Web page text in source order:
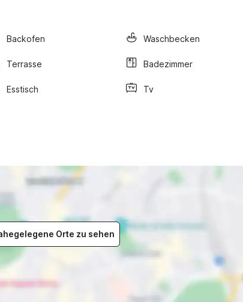
Backofen Waschbecken
Terrasse Badezimmer
Esstisch Tv
Orte zu sehen